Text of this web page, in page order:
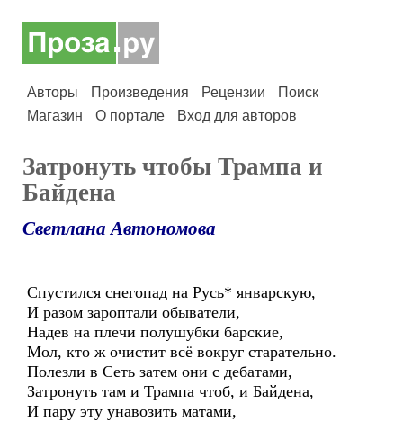
Авторы Произведения Рецензии
Поиск
Магазин
О портале Вход для авторов
Затронуть чтобы Трампа и
Байдена
Светлана Автономова
Спустился снегопад на Русь* январскую,
И разом зароптали обыватели,
Надев на плечи полушубки барские,
Мол, кто ж очистит всё вокруг старательно.
Полезли в Сеть затем они с дебатами,
Затронуть там и Трампа чтоб, и Байдена,
И пару эту унавозить матами,